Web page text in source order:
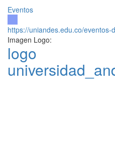
Eventos
https://uniandes.edu.co/eventos-
Imagen Logo:
logo